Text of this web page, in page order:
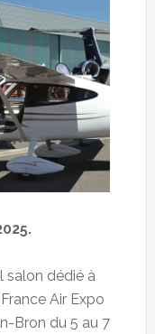
salon dédié à
Air Expo
Bron du 5 au 7